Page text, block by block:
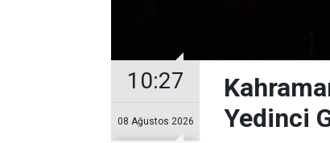
10:27
08 Ağustos 2026
Yedinci